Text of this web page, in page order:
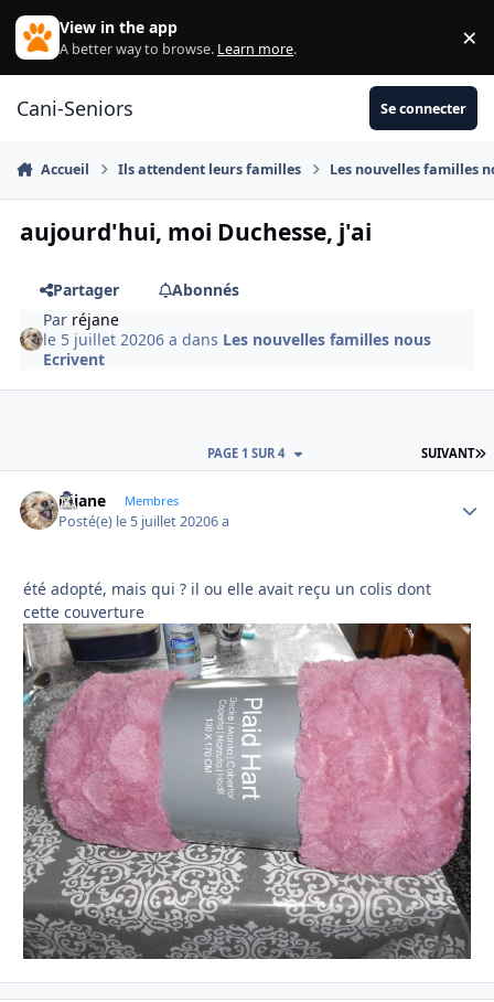
Aller au contenu
View in the app
A better way to browse. Learn more. ×
Cani-Seniors Se connecter
Accueil Ils attendent leurs familles Les nouvelles familles
aujourd'hui, moi Duchesse, j'ai
Partager
Abonnés
Par réjane
le 5 juillet 20206 a dans Les nouvelles familles nous
Ecrivent
SUIVANT
PAGE 1 SUR 4
réjane Membres
Posté(e) le 5 juillet 20206 a
été adopté, mais qui ? il ou elle avait reçu un colis dont
cette couverture